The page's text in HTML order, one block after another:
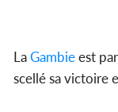
LaGambieest
scellé sa victoire